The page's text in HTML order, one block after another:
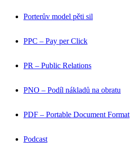
Porterův model pěti sil
PPC – Pay per Click
PR – Public Relations
PNO – Podíl nákladů na obratu
PDF – Portable Document Format
Podcast